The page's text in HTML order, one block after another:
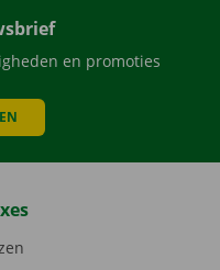
en promoties